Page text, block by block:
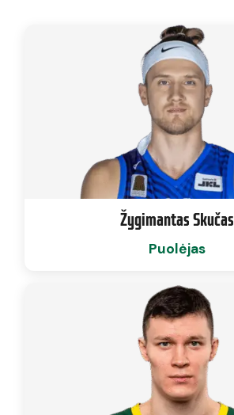
Žygimantas Skučas
Puolėjas